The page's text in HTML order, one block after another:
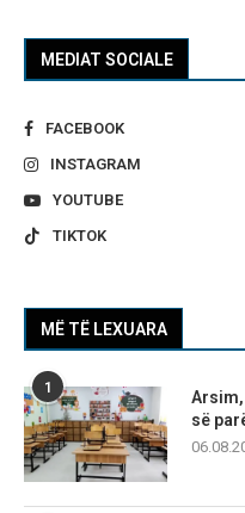
MEDIAT SOCIALE
FACEBOOK
INSTAGRAM
YOUTUBE
TIKTOK
MË TË LEXUARA
1
Arsim,
së